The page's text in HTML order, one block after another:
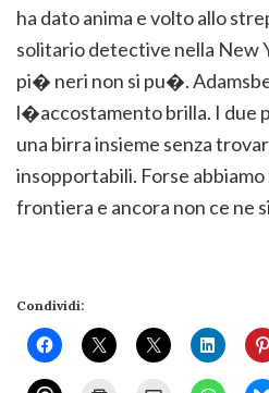
ha dato anima e volto allo
solitario detective nella New
pi� neri non si pu�.
l�accostamento brilla. I due
una birra insieme senza
insopportabili. Forse
frontiera e ancora non ce ne
Condividi: